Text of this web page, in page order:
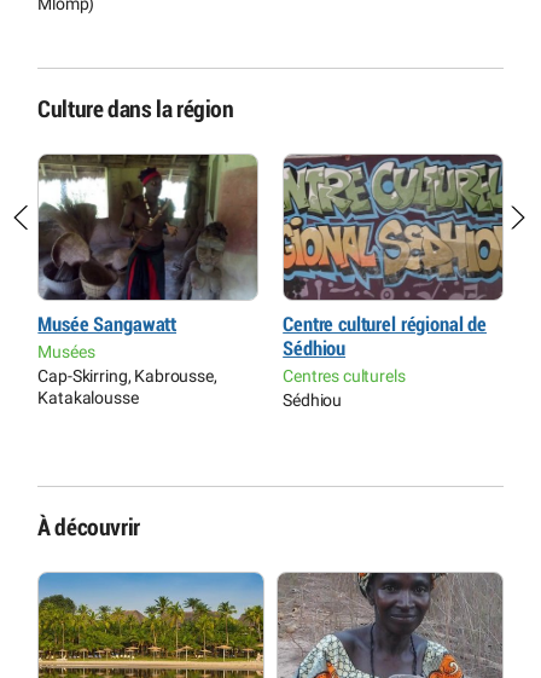
Culture dans la région
Musée Sangawatt
Musées
Cap-Skirring, Kabrousse,
Katakalousse
Centre culturel régional de
Sédhiou
Centres culturels
Sédhiou
À découvrir